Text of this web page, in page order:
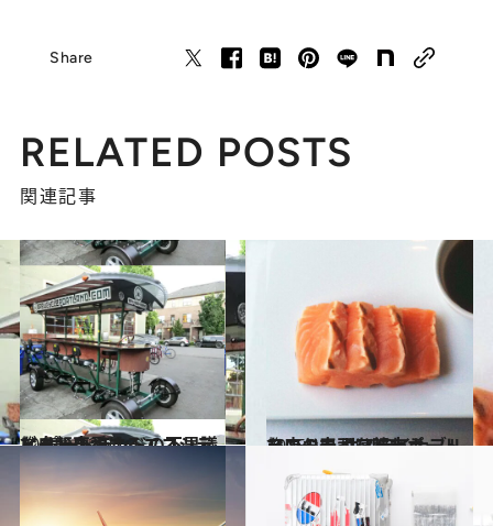
Share
RELATED POSTS
関連記事
2013.10.29
ビールを愛するエコシティ ポートランドの不思議な自転車
旅＆お出かけ 2015.1.5
スローライフ都市ポートランドで サステイナブルな店の寿司を味わう
旅＆お出かけ